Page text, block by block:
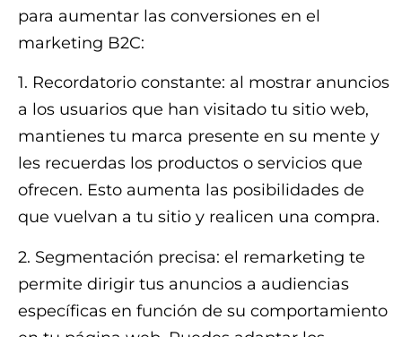
para aumentar las conversiones en el
marketing B2C:
1. Recordatorio constante: al mostrar anuncios
a los usuarios que han visitado tu sitio web,
mantienes tu marca presente en su mente y
les recuerdas los productos o servicios que
ofrecen. Esto aumenta las posibilidades de
que vuelvan a tu sitio y realicen una compra.
2. Segmentación precisa: el remarketing te
permite dirigir tus anuncios a audiencias
específicas en función de su comportamiento